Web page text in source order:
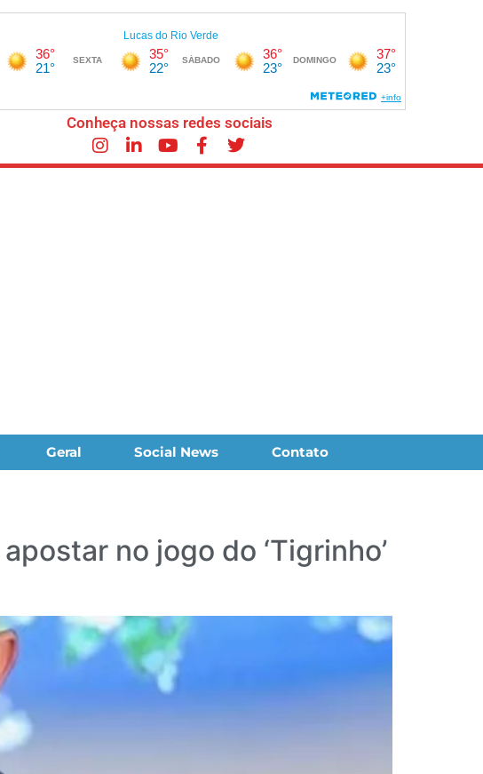
Conheça nossas redes sociais
Geral Social News Contato
no jogo do ‘Tigrinho’